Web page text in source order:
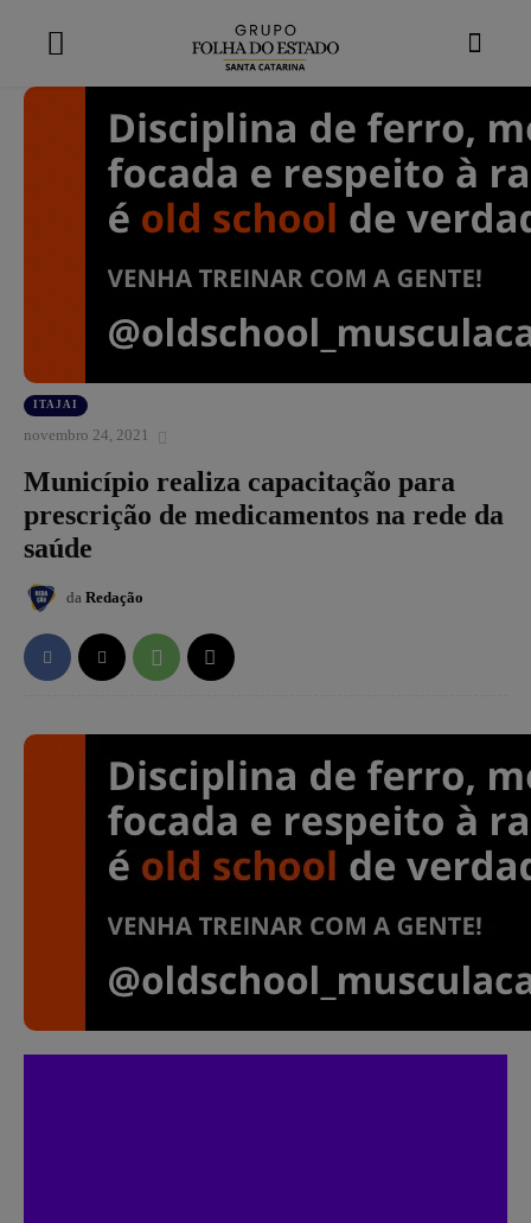
ITAJAI
novembro 24, 2021
Município realiza capacitação para
prescrição de medicamentos na rede da
saúde
da Redação